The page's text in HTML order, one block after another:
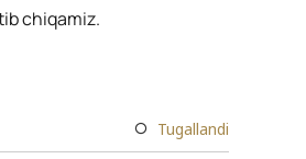
chiqamiz.
Tugallandi